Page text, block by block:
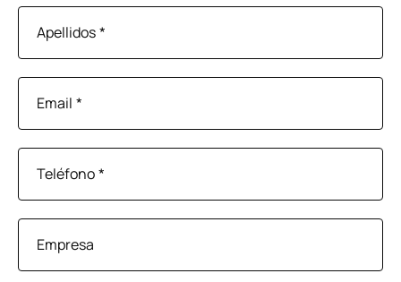
Apellidos*
Email *
Teléfono*
Empresa